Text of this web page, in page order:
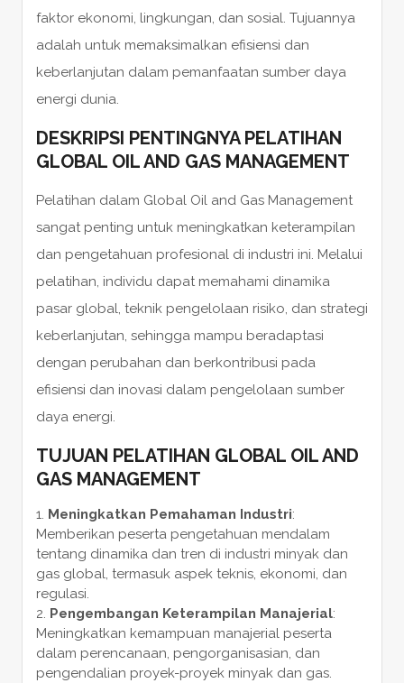
faktor ekonomi, lingkungan, dan sosial. Tujuannya
adalah untuk memaksimalkan efisiensi dan
keberlanjutan dalam pemanfaatan sumber daya
energi dunia.
DESKRIPSI PENTINGNYA PELATIHAN
GLOBAL OIL AND GAS MANAGEMENT
Pelatihan dalam Global Oil and Gas Management
sangat penting untuk meningkatkan keterampilan
dan pengetahuan profesional di industri ini. Melalui
pelatihan, individu dapat memahami dinamika
pasar global, teknik pengelolaan risiko, dan strategi
keberlanjutan, sehingga mampu beradaptasi
dengan perubahan dan berkontribusi pada
efisiensi dan inovasi dalam pengelolaan sumber
daya energi.
TUJUAN PELATIHAN GLOBAL OIL AND
GAS MANAGEMENT
Meningkatkan Pemahaman Industri:
Memberikan peserta pengetahuan mendalam
tentang dinamika dan tren di industri minyak dan
gas global, termasuk aspek teknis, ekonomi, dan
regulasi.
Pengembangan Keterampilan Manajerial:
Meningkatkan kemampuan manajerial peserta
dalam perencanaan, pengorganisasian, dan
pengendalian proyek-proyek minyak dan gas.